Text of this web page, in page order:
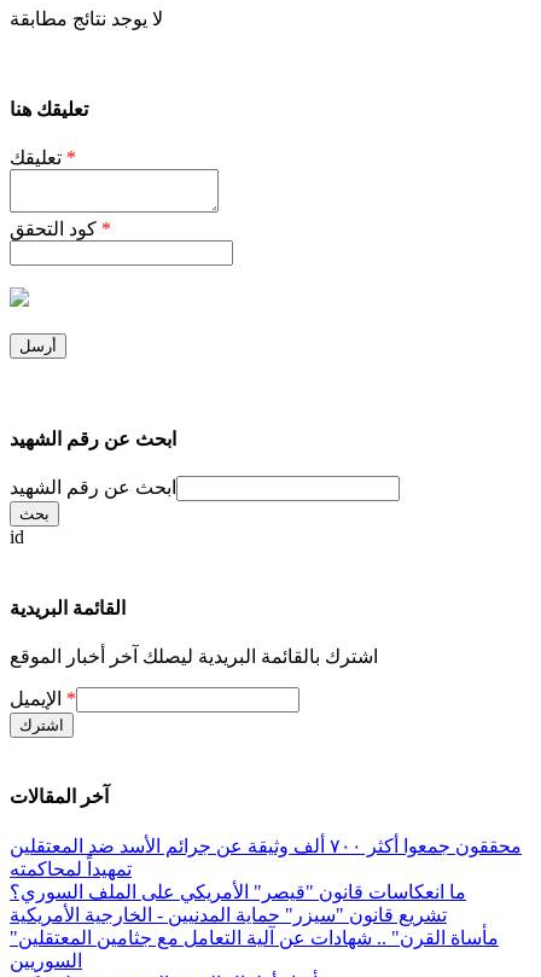
لا يوجد نتائج مطابقة
تعليقك هنا
*
*
ابحث عن رقم الشهيد
ابحث عن رقم الشهيد
id
القائمة البريدية
اشترك بالقائمة البريدية ليصلك آخر أخبار الموقع
*
آخر المقالات
محققون جمعوا أكثر ٧٠٠ ألف وثيقة عن جرائم الأسد ضد المعتقلين
تمهيداً لمحاكمته
ما انعكاسات قانون "قيصر" الأمريكي على الملف السوري؟
تشريع قانون "سيزر" حماية المدنيين - الخارجية الأمريكية
"مأساة القرن" .. شهادات عن آلية التعامل مع جثامين المعتقلين
السوريين